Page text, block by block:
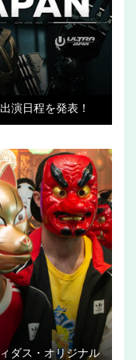
演日程を発表！
ダス・オリジナル